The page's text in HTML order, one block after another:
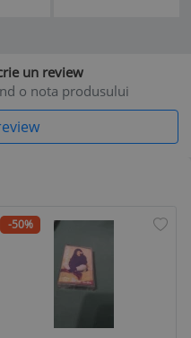
un review
o nota produsului
-50%